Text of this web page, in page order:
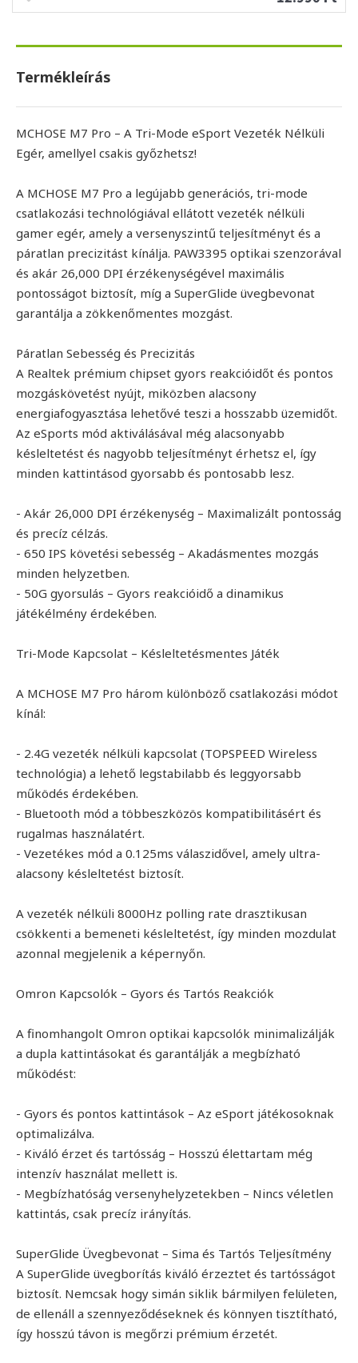
Termékleírás
MCHOSE M7 Pro – A Tri-Mode eSport Vezeték Nélküli
Egér, amellyel csakis győzhetsz!
A MCHOSE M7 Pro a legújabb generációs, tri-mode
csatlakozási technológiával ellátott vezeték nélküli
gamer egér, amely a versenyszintű teljesítményt és a
páratlan precizitást kínálja. PAW3395 optikai szenzorával
és akár 26,000 DPI érzékenységével maximális
pontosságot biztosít, míg a SuperGlide üvegbevonat
garantálja a zökkenőmentes mozgást.
Páratlan Sebesség és Precizitás
A Realtek prémium chipset gyors reakcióidőt és pontos
mozgáskövetést nyújt, miközben alacsony
energiafogyasztása lehetővé teszi a hosszabb üzemidőt.
Az eSports mód aktiválásával még alacsonyabb
késleltetést és nagyobb teljesítményt érhetsz el, így
minden kattintásod gyorsabb és pontosabb lesz.
- Akár 26,000 DPI érzékenység – Maximalizált pontosság
és precíz célzás.
- 650 IPS követési sebesség – Akadásmentes mozgás
minden helyzetben.
- 50G gyorsulás – Gyors reakcióidő a dinamikus
játékélmény érdekében.
Tri-Mode Kapcsolat – Késleltetésmentes Játék
A MCHOSE M7 Pro három különböző csatlakozási módot
kínál:
- 2.4G vezeték nélküli kapcsolat (TOPSPEED Wireless
technológia) a lehető legstabilabb és leggyorsabb
működés érdekében.
- Bluetooth mód a többeszközös kompatibilitásért és
rugalmas használatért.
- Vezetékes mód a 0.125ms válaszidővel, amely ultra-
alacsony késleltetést biztosít.
A vezeték nélküli 8000Hz polling rate drasztikusan
csökkenti a bemeneti késleltetést, így minden mozdulat
azonnal megjelenik a képernyőn.
Omron Kapcsolók – Gyors és Tartós Reakciók
A finomhangolt Omron optikai kapcsolók minimalizálják
a dupla kattintásokat és garantálják a megbízható
működést:
- Gyors és pontos kattintások – Az eSport játékosoknak
optimalizálva.
- Kiváló érzet és tartósság – Hosszú élettartam még
intenzív használat mellett is.
- Megbízhatóság versenyhelyzetekben – Nincs véletlen
kattintás, csak precíz irányítás.
SuperGlide Üvegbevonat – Sima és Tartós Teljesítmény
A SuperGlide üvegborítás kiváló érzeztet és tartósságot
biztosít. Nemcsak hogy simán siklik bármilyen felületen,
de ellenáll a szennyeződéseknek és könnyen tisztítható,
így hosszú távon is megőrzi prémium érzetét.